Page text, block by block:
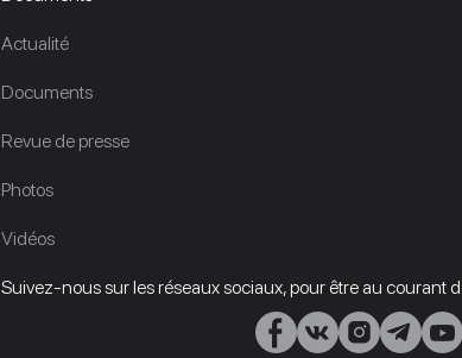
Actualité
Documents
Revue de presse
Photos
Vidéos
Suivez-nous sur les réseaux sociaux, pour être au courant